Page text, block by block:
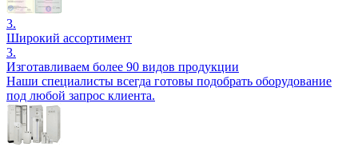
3.
Широкий ассортимент
3.
Изготавливаем более 90 видов продукции
Наши специалисты всегда готовы подобрать оборудование
под любой запрос клиента.